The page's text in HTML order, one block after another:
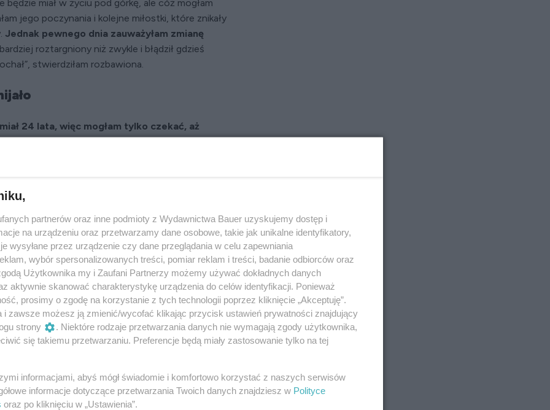
będzie miał w życiu pod górkę, ale cóż mogłam
jego poczynania i kolejne miłostki, które znikały
Jednak pewnego dnia zauważyłam zmianę
roztargniony niż zwykle i błądził gdzieś
stwierdziłam rozbawiona.
24 lata, więc mogłam tylko czekać, aż
W końcu nie wytrzymałam.
– zagadałam, gdy wpadł z wizytą.
chodzi. W końcu wyznał, że od paru tygodni
się. – Mamo, ja naprawdę ją kocham i czuję, że
już wiele razy składał podobne deklaracje,
się po trzech miesiącach.Tym razem było
bardzo zaangażowany w tę relację i często
– zaproponowałam pewnego popołudnia. –
z uśmiechem.
przyczynę jego zakłopotania.
– zapytałam wprost, a on przytaknął. – No to ile
jego sprawa – burknął. Zawsze zażarcie bronił
Syn nic nie odpowiedział, dopił herbatę
partnerów oraz inne podmioty z Wydawnictwa Bauer uzyskujemy dostęp i
na urządzeniu oraz przetwarzamy dane osobowe, takie jak unikalne identyfikatory,
wysyłane przez urządzenie czy dane przeglądania w celu zapewniania
wybór spersonalizowanych treści, pomiar reklam i treści, badanie odbiorców oraz
Użytkownika my i Zaufani Partnerzy możemy używać dokładnych danych
aktywnie skanować charakterystykę urządzenia do celów identyfikacji. Ponieważ
prosimy o zgodę na korzystanie z tych technologii poprzez kliknięcie „Akceptuję”.
i zawsze możesz ją zmienić/wycofać klikając przycisk ustawień prywatności znajdujący
strony
. Niektóre rodzaje przetwarzania danych nie wymagają zgody użytkownika,
się takiemu przetwarzaniu. Preferencje będą miały zastosowanie tylko na tej
informacjami, abyś mógł świadomie i komfortowo korzystać z naszych serwisów
informacje dotyczące przetwarzania Twoich danych znajdziesz w Polityce
oraz po kliknięciu w „Ustawienia”.